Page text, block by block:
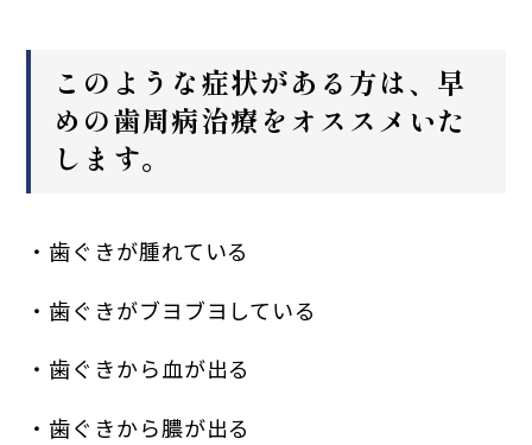
このような症状がある方は、早
めの歯周病治療をオススメいた
します。
・歯ぐきが腫れている
・歯ぐきがブヨブヨしている
・歯ぐきから血が出る
・歯ぐきから膿が出る